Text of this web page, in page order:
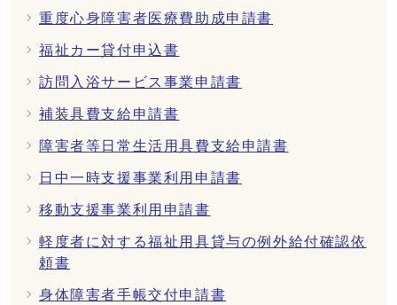
重度心身障害者医療費助成申請書
福祉カー貸付申込書
訪問入浴サービス事業申請書
補装具費支給申請書
障害者等日常生活用具費支給申請書
日中一時支援事業利用申請書
移動支援事業利用申請書
軽度者に対する福祉用具貸与の例外給付確認依
頼書
身体障害者手帳交付申請書